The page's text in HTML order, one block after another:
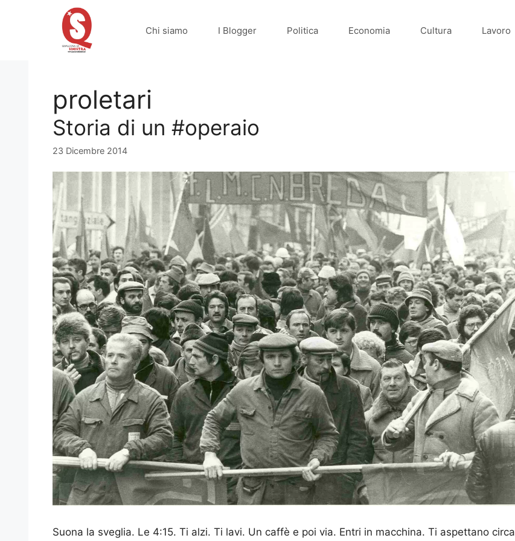
Chi siamo I Blogger Politica Economia Cultura Lavoro
proletari
Storia di un #operaio
23 Dicembre 2014
Suona la sveglia. Le 4:15. Ti alzi. Ti lavi. Un caffè e poi via. Entri in macchina. Ti aspettano circa